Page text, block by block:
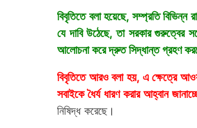
বিবৃতিতে বলা হয়েছে, সম্প্রতি
যে দাবি উঠেছে, তা সরকার গুরুত্বের
আলোচনা করে দ্রুত সিদ্ধান্ত গ্রহণ
বিবৃতিতে আরও বলা হয়, এ ক্ষেত্রে
সবাইকে ধৈর্য ধারণ করার আহ্বান
নিষিদ্ধ করেছে।